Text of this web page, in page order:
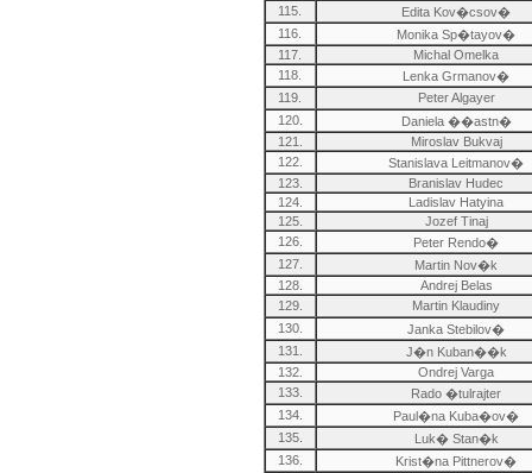
115.
Edita Kov�csov�
116.
Monika Sp�tayov�
117.
Michal Omelka
118.
Lenka Grmanov�
119.
Peter Algayer
120.
Daniela ��astn�
121.
Miroslav Bukvaj
122.
Stanislava Leitmanov�
123.
Branislav Hudec
124.
Ladislav Hatyina
125.
Jozef Tinaj
126.
Peter Rendo�
127.
Martin Nov�k
128.
Andrej Belas
129.
Martin Klaudiny
130.
Janka Stebilov�
131.
J�n Kuban��k
132.
Ondrej Varga
133.
Rado �tulrajter
134.
Paul�na Kuba�ov�
135.
Luk� Stan�k
136.
Krist�na Pittnerov�